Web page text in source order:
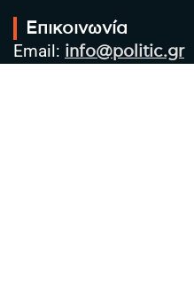
Επικοινωνία
Email: info@politic.gr